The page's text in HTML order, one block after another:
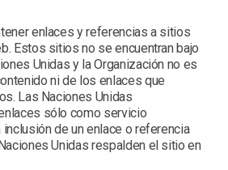
enlaces y referencias a sitios
Estos sitios no se encuentran bajo
Unidas y la Organización no es
ni de los enlaces que
Las Naciones Unidas
sólo como servicio
de un enlace o referencia
Unidas respalden el sitio en